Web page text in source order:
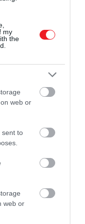
my
the
web or
sent to
web ornéhány
ahhoz,